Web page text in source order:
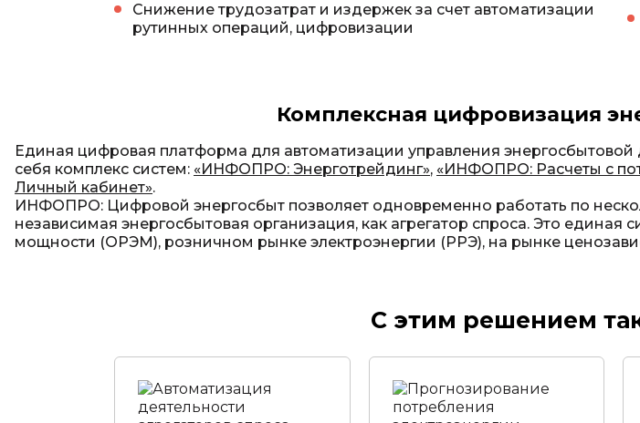
Снижение трудозатрат и издержек за счет автоматизации
рутинных операций, цифровизации
Комплексная цифровизация
Единая цифровая платформа для автоматизации управления
себя комплекс систем: «ИНФОПРО: Энерготрейдинг», «ИНФОПРО: Расчеты с
Личный кабинет».
ИНФОПРО: Цифровой энергосбыт позволяет одновременно работать по
независимая энергосбытовая организация, как агрегатор спроса. Это
мощности (ОРЭМ), розничном рынке электроэнергии (РРЭ), на рынке
С этим решением